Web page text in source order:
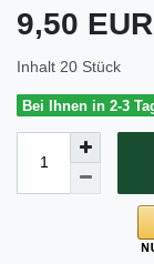
9,50 EUR
Inhalt 20 Stück
Bei Ihnen in 2-3